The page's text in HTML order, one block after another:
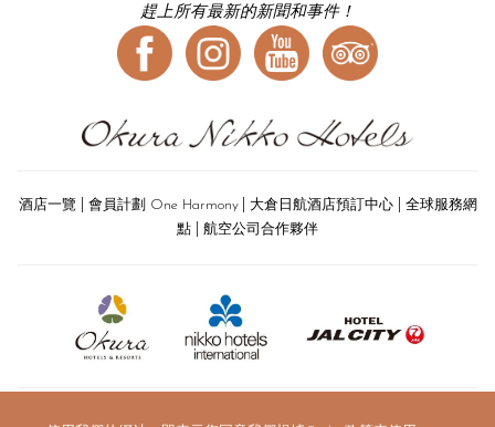
趕上所有最新的新聞和事件！
酒店一覽 會員計劃 One Harmony 大倉日航酒店預訂中心
全球服務網
點
航空公司合作夥伴